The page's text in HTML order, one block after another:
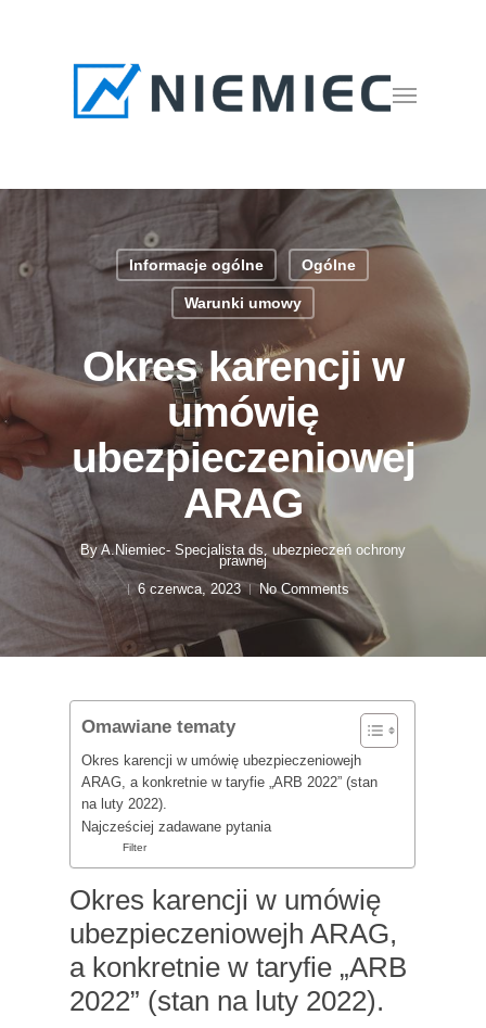
Menu
Informacje ogólne Ogólne
Warunki umowy
Okres karencji w
umówię
ubezpieczeniowej
ARAG
By A.Niemiec- Specjalista ds. ubezpieczeń ochrony
prawnej
6 czerwca, 2023
No Comments
Omawiane tematy
Okres karencji w umówię ubezpieczeniowejh
ARAG, a konkretnie w taryfie „ARB 2022” (stan
na luty 2022).
Najcześciej zadawane pytania
Filter
Okres karencji w umówię
ubezpieczeniowejh ARAG,
a konkretnie w taryfie „ARB
2022” (stan na luty 2022).